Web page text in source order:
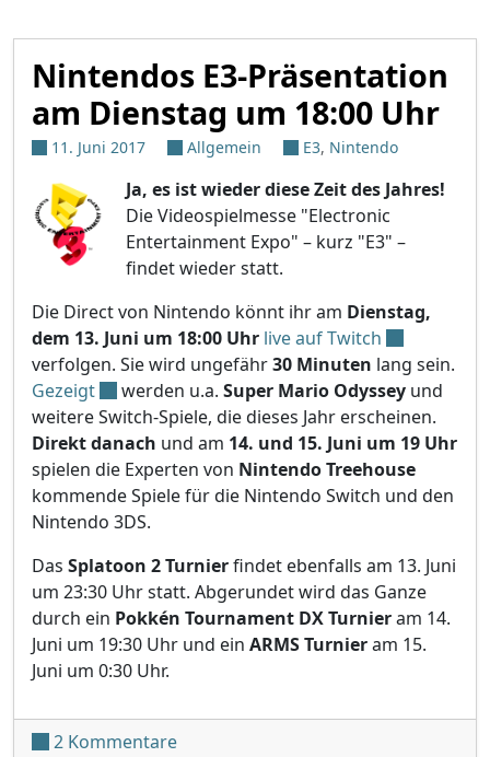
Nintendos E3-Präsentation
am Dienstag um 18:00 Uhr
11. Juni 2017 Allgemein E3, Nintendo
Ja, es ist wieder diese Zeit des Jahres!
Die Videospielmesse "Electronic
Entertainment Expo" – kurz "E3" –
findet wieder statt.
Die Direct von Nintendo könnt ihr am Dienstag,
dem 13. Juni um 18:00 Uhr live auf Twitch
verfolgen. Sie wird ungefähr30 Minuten lang sein.
Gezeigt
werden u.a. Super Mario Odyssey und
weitere Switch-Spiele, die dieses Jahr erscheinen.
Direkt danach und am 14. und 15. Juni um 19 Uhr
spielen die Experten von Nintendo Treehouse
kommende Spiele für die Nintendo Switch und den
Nintendo 3DS.
Das Splatoon 2 Turnierfindet ebenfalls am 13. Juni
um 23:30 Uhr statt. Abgerundet wird das Ganze
durch ein Pokkén Tournament DX Turnieram 14.
Juni um 19:30 Uhr und ein ARMS Turnieram 15.
Juni um 0:30 Uhr.
2 Kommentarezu Nintendos E3-Präsentation am